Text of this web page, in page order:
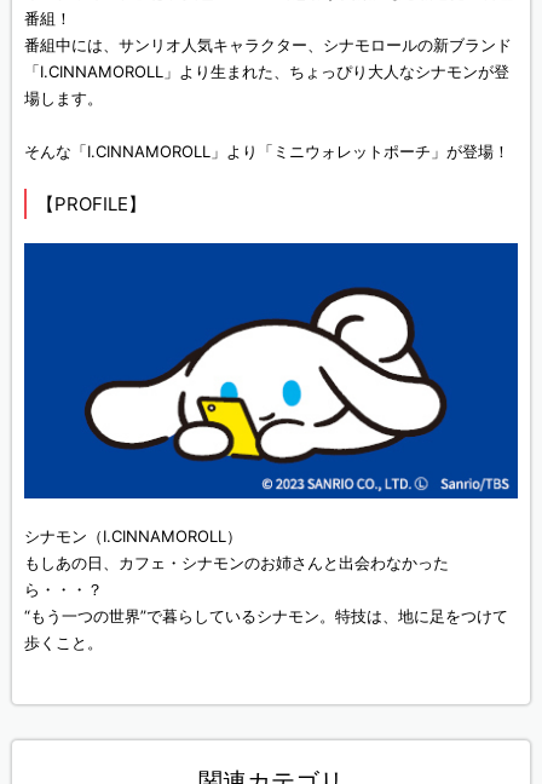
番組！
番組中には、サンリオ人気キャラクター、シナモロールの新ブランド
「I.CINNAMOROLL」より生まれた、ちょっぴり大人なシナモンが登
場します。
そんな「I.CINNAMOROLL」より「ミニウォレットポーチ」が登場！
【PROFILE】
シナモン（I.CINNAMOROLL）
もしあの日、カフェ・シナモンのお姉さんと出会わなかった
ら・・・？
“もう一つの世界”で暮らしているシナモン。特技は、地に足をつけて
歩くこと。